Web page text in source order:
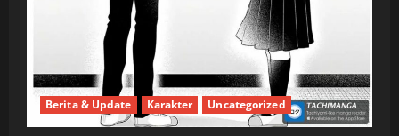
Berita & Update Karakter Uncategorized